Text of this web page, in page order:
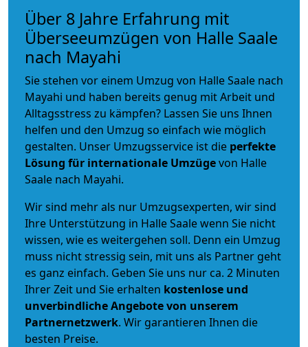
Über 8 Jahre Erfahrung mit
Überseeumzügen von Halle Saale
nach Mayahi
Sie stehen vor einem Umzug von Halle Saale nach
Mayahi und haben bereits genug mit Arbeit und
Alltagsstress zu kämpfen? Lassen Sie uns Ihnen
helfen und den Umzug so einfach wie möglich
gestalten. Unser Umzugsservice ist die perfekte
Lösung für internationale Umzügevon Halle
Saale nach Mayahi.
Wir sind mehr als nur Umzugsexperten, wir sind
Ihre Unterstützung in Halle Saale wenn Sie nicht
wissen, wie es weitergehen soll. Denn ein Umzug
muss nicht stressig sein, mit uns als Partner geht
es ganz einfach. Geben Sie uns nur ca. 2 Minuten
Ihrer Zeit und Sie erhalten kostenlose und
unverbindlicheAngebote von unserem
Partnernetzwerk. Wir garantieren Ihnen die
besten Preise.